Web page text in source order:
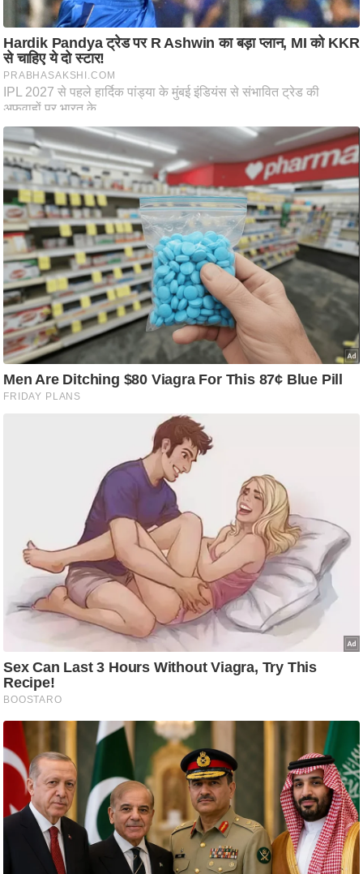
भू
मि
स्तं
भ
ए
म
.
आ
र
.
आ
ई
.
चा
य
प
र
स
मी
प्र
म
हि
/
ध
स्थ
ल
व्र
त
त्यो